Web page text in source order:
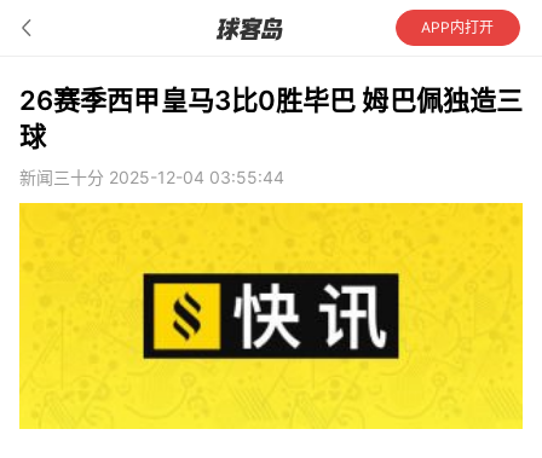
APP内打开
26赛季西甲皇马3比0胜毕巴 姆巴佩独造三
球
新闻三十分 2025-12-04 03:55:44